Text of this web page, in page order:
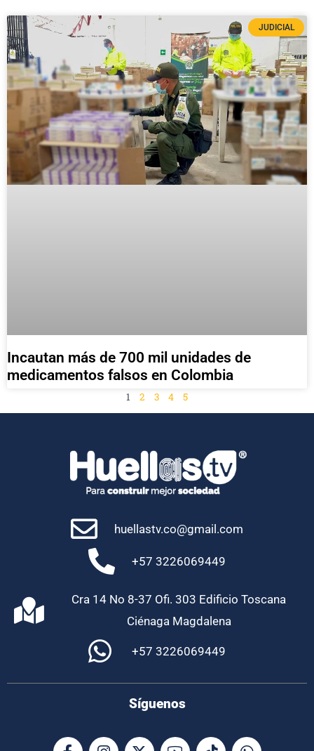
JUDICIAL
Incautan más de 700 mil unidades de
medicamentos falsos en Colombia
1 2 3 4 5
huellastv.co@gmail.com
+57 3226069449
Cra 14 No 8-37 Ofi. 303 Edificio Toscana
Ciénaga Magdalena
+57 3226069449
Síguenos